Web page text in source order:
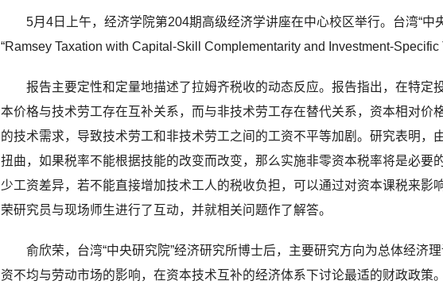
5月4日上午，经济学院第204期高级经济学讲座在中心校区举行。台湾“
“Ramsey Taxation with Capital-Skill Complementarity and Investment-Specific
报告主要定性和定量地描述了拉姆齐税收的动态反应。报告指出，在特
本价格与技术劳工存在互补关系，而与非技术劳工存在替代关系，资本相对
的技术需求，导致技术劳工和非技术劳工之间的工资不平等加剧。研究表明
扭曲，如果税率不能根据技能的改变而改变，那么实施非零资本税率将是必
少工资差异，若不能直接增加技术工人的税收负担，可以通过对资本课税来
荣研究员与现场师生进行了互动，并就相关问题作了解答。
俞欣荣，台湾“中央研究院”经济研究所博士后，主要研究方向为总体经济
资不均与劳动市场的影响，在资本技术互补的经济体系下讨论最适的财政政策。